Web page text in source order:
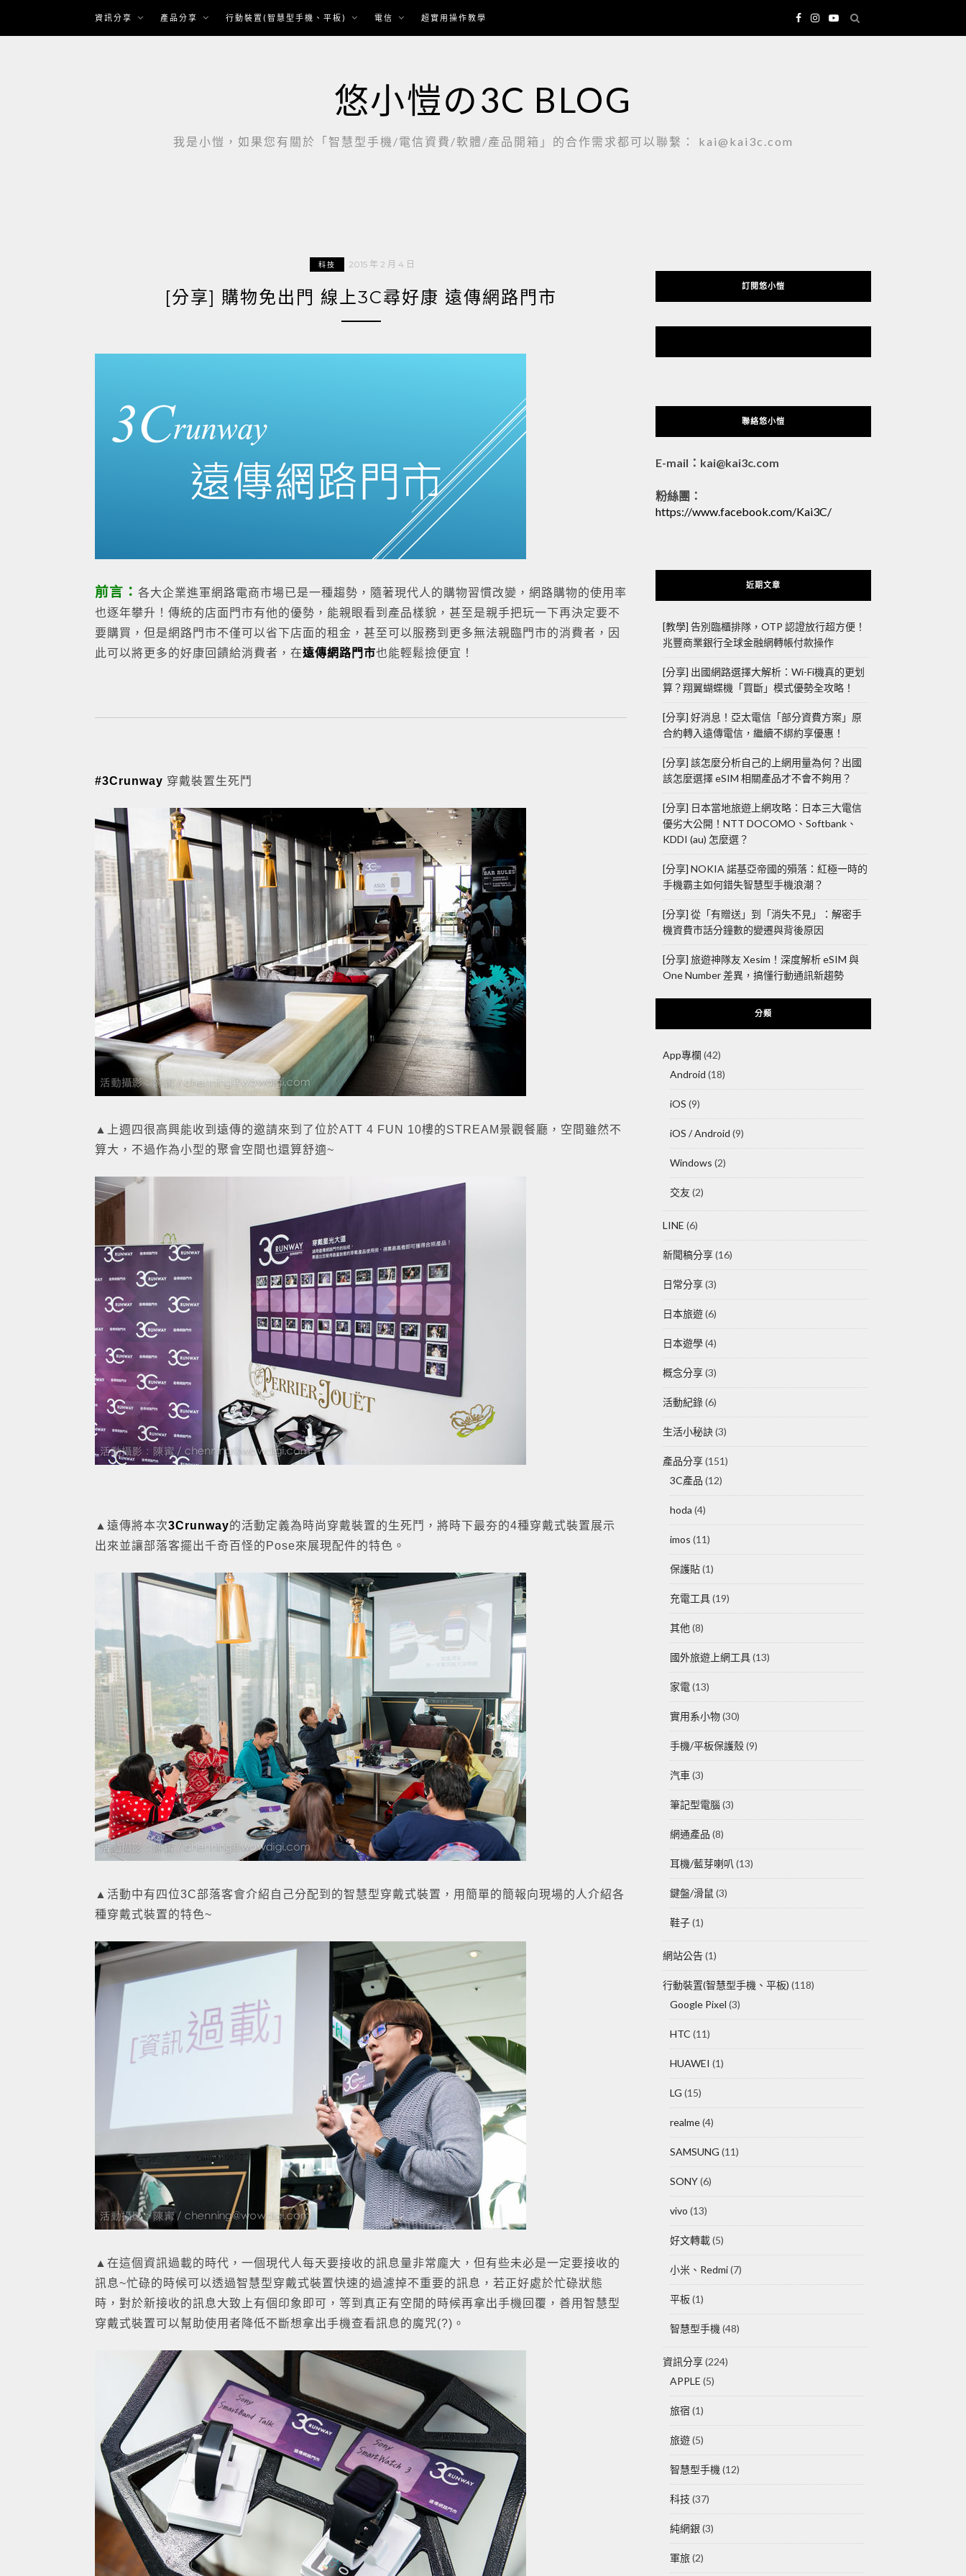
content
資訊分享 產品分享 行動裝置(智慧型手機、平板) 電信 超實用操作教學
悠小愷の3C BLOG
我是小愷，如果您有關於「智慧型手機/電信資費/軟體/產品開箱」的合作需求都可以聯繫： kai@kai3c.com
科技 2015 年 2 月 4 日
[分享] 購物免出門 線上3C尋好康 遠傳網路門市
前言： 各大企業進軍網路電商市場已是一種趨勢，隨著現代人的購物習慣改變，網路購物的使用率
也逐年攀升！傳統的店面門市有他的優勢，能親眼看到產品樣貌，甚至是親手把玩一下再決定要不
要購買，但是網路門市不僅可以省下店面的租金，甚至可以服務到更多無法親臨門市的消費者，因
此可以將更多的好康回饋給消費者，在遠傳網路門市也能輕鬆撿便宜！
#3Crunway 穿戴裝置生死鬥
▲上週四很高興能收到遠傳的邀請來到了位於ATT 4 FUN 10樓的STREAM景觀餐廳，空間雖然不
算大，不過作為小型的聚會空間也還算舒適~
▲遠傳將本次3Crunway的活動定義為時尚穿戴裝置的生死鬥，將時下最夯的4種穿戴式裝置展示
出來並讓部落客擺出千奇百怪的Pose來展現配件的特色。
▲活動中有四位3C部落客會介紹自己分配到的智慧型穿戴式裝置，用簡單的簡報向現場的人介紹各
種穿戴式裝置的特色~
▲在這個資訊過載的時代，一個現代人每天要接收的訊息量非常龐大，但有些未必是一定要接收的
訊息~忙碌的時候可以透過智慧型穿戴式裝置快速的過濾掉不重要的訊息，若正好處於忙碌狀態
時，對於新接收的訊息大致上有個印象即可，等到真正有空閒的時候再拿出手機回覆，善用智慧型
穿戴式裝置可以幫助使用者降低不斷想拿出手機查看訊息的魔咒(?)。
訂閱悠小愷
聯絡悠小愷
E-mail：kai@kai3c.com
粉絲團：
https://www.facebook.com/Kai3C/
近期文章
[教學] 告別臨櫃排隊，OTP 認證放行超方便！
兆豐商業銀行全球金融網轉帳付款操作
[分享] 出國網路選擇大解析：Wi-Fi機真的更划
算？翔翼蝴蝶機「買斷」模式優勢全攻略！
[分享] 好消息！亞太電信「部分資費方案」原
合約轉入遠傳電信，繼續不綁約享優惠！
[分享] 該怎麼分析自己的上網用量為何？出國
該怎麼選擇 eSIM 相關產品才不會不夠用？
[分享] 日本當地旅遊上網攻略：日本三大電信
優劣大公開！NTT DOCOMO、Softbank、
KDDI (au) 怎麼選？
[分享] NOKIA 諾基亞帝國的殞落：紅極一時的
手機霸主如何錯失智慧型手機浪潮？
[分享] 從「有贈送」到「消失不見」：解密手
機資費市話分鐘數的變遷與背後原因
[分享] 旅遊神隊友 Xesim！深度解析 eSIM 與
One Number 差異，搞懂行動通訊新趨勢
分類
App專欄 (42)
Android (18)
iOS (9)
iOS / Android (9)
Windows (2)
交友 (2)
LINE (6)
新聞稿分享(16)
日常分享(3)
日本旅遊(6)
日本遊學(4)
概念分享(3)
活動紀錄(6)
生活小秘訣(3)
產品分享(151)
3C產品 (12)
hoda (4)
imos (11)
保護貼(1)
充電工具(19)
其他 (8)
國外旅遊上網工具(13)
家電 (13)
實用系小物(30)
手機/平板保護殼(9)
汽車 (3)
筆記型電腦(3)
網通產品 (8)
耳機/藍芽喇叭 (13)
鍵盤/滑鼠 (3)
鞋子(1)
網站公告(1)
行動裝置(智慧型手機、平板) (118)
Google Pixel (3)
HTC (11)
HUAWEI (1)
LG (15)
realme(4)
SAMSUNG (11)
SONY(6)
vivo (13)
好文轉載(5)
小米、Redmi(7)
平板(1)
智慧型手機 (48)
資訊分享(224)
APPLE (5)
旅宿 (1)
旅遊(5)
智慧型手機 (12)
科技 (37)
純網銀 (3)
軍旅(2)